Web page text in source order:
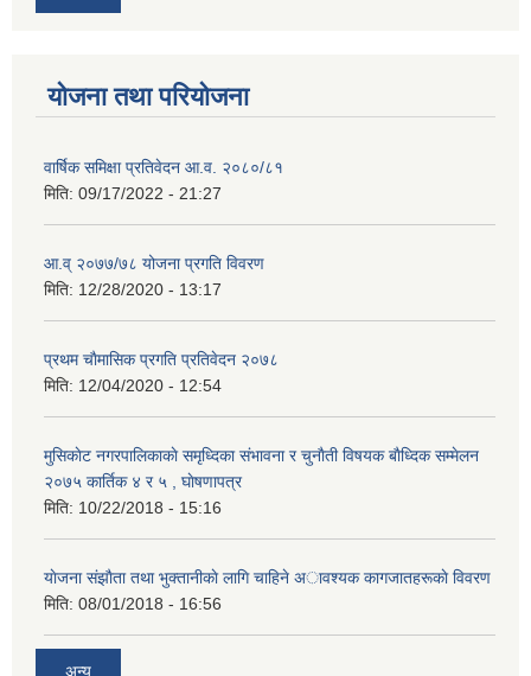
योजना तथा परियोजना
वार्षिक समिक्षा प्रतिवेदन आ.व. २०८०/८१
मिति: 09/17/2022 - 21:27
आ.व् २०७७/७८ योजना प्रगति विवरण
मिति: 12/28/2020 - 13:17
प्रथम चाैमासिक प्रगति प्रतिवेदन २०७८
मिति: 12/04/2020 - 12:54
मुसिकाेट नगरपालिकाकाे समृध्दिका संभावना र चुनाैती विषयक बाैध्दिक सम्मेलन
२०७५ कार्तिक ४ र ५ , घाेषणापत्र
मिति: 10/22/2018 - 15:16
याेजना संझाैता तथा भुक्तानीकाे लागि चाहिने अावश्यक कागजातहरूकाे विवरण
मिति: 08/01/2018 - 16:56
अन्य